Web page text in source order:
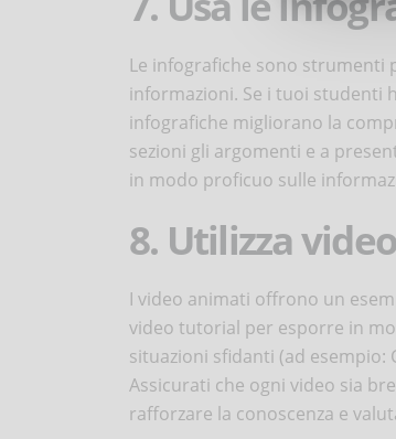
Le infografiche sono strumenti
informazioni. Se i tuoi studenti
infografiche migliorano la
sezioni gli argomenti e a
in modo proficuo sulle
8. Utilizza
I video animati offrono un
video tutorial per esporre in
situazioni sfidanti (ad esempio:
Assicurati che ogni video sia
rafforzare la conoscenza e